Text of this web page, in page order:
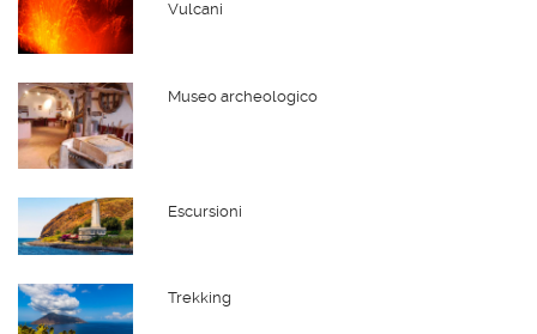
Vulcani
Museo archeologico
Escursioni
Trekking